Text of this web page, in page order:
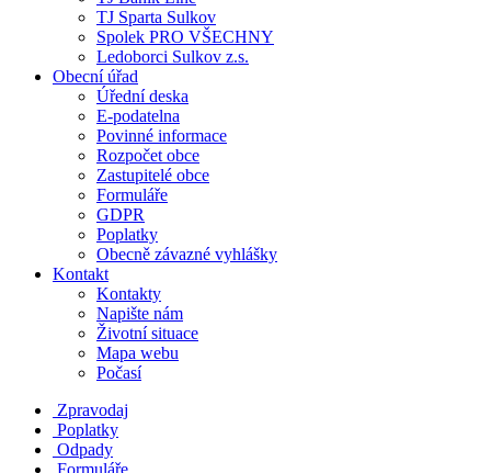
TJ Sparta Sulkov
Spolek PRO VŠECHNY
Ledoborci Sulkov z.s.
Obecní úřad
Úřední deska
E-podatelna
Povinné informace
Rozpočet obce
Zastupitelé obce
Formuláře
GDPR
Poplatky
Obecně závazné vyhlášky
Kontakt
Kontakty
Napište nám
Životní situace
Mapa webu
Počasí
Zpravodaj
Poplatky
Odpady
Formuláře